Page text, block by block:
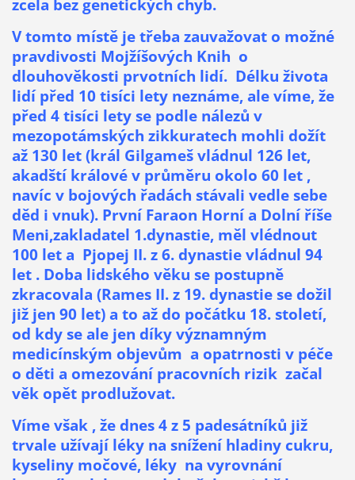
zcela bez genetických chyb.
V tomto místě je třeba zauvažovat o možné
pravdivosti Mojžíšových Knih o
dlouhověkosti prvotních lidí. Délku života
lidí před 10 tisíci lety neznáme, ale víme, že
před 4 tisíci lety se podle nálezů v
mezopotámských zikkuratech mohli dožít
až 130 let (král Gilgameš vládnul 126 let,
akadští králové v průměru okolo 60 let ,
navíc v bojových řadách stávali vedle sebe
děd i vnuk). První Faraon Horní a Dolní říše
Meni,zakladatel 1.dynastie, měl vlédnout
100 let a Pjopej II. z 6. dynastie vládnul 94
let . Doba lidského věku se postupně
zkracovala (Rames II. z 19. dynastie se dožil
již jen 90 let) a to až do počátku 18. století,
od kdy se ale jen díky významným
medicínským objevům a opatrnosti v péče
o děti a omezování pracovních rizik začal
věk opět prodlužovat.
Víme však , že dnes 4 z 5 padesátníků již
trvale užívají léky na snížení hladiny cukru,
kyseliny močové, léky na vyrovnání